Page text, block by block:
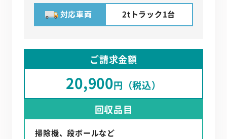
対応車両 2tトラック1台
ご請求金額
20,900円（税込）
回収品目
掃除機、段ボールなど